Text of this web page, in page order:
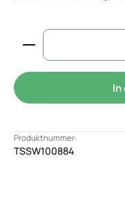
Produkt Anzahl:
In
Produktnummer:
TSSW100884